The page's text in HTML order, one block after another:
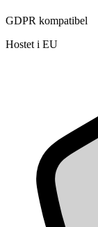
GDPR kompatibel
Hostet i EU